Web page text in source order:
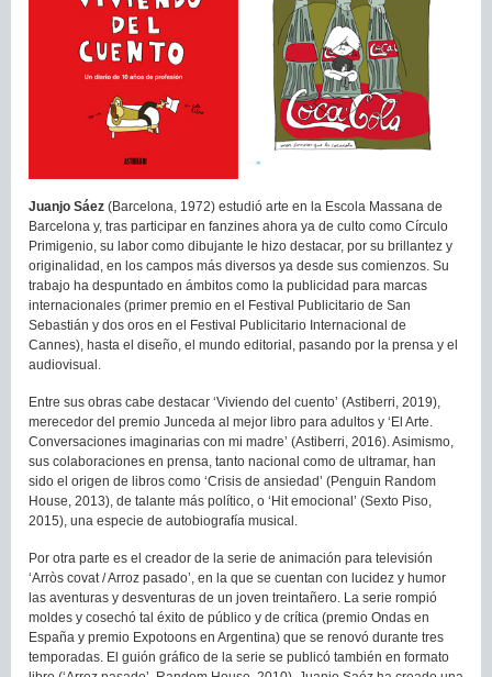
Juanjo Sáez (Barcelona, 1972) estudió arte en la Escola Massana de
Barcelona y, tras participar en fanzines ahora ya de culto como Círculo
Primigenio, su labor como dibujante le hizo destacar, por su brillantez y
originalidad, en los campos más diversos ya desde sus comienzos. Su
trabajo ha despuntado en ámbitos como la publicidad para marcas
internacionales (primer premio en el Festival Publicitario de San
Sebastián y dos oros en el Festival Publicitario Internacional de
Cannes), hasta el diseño, el mundo editorial, pasando por la prensa y el
audiovisual.
Entre sus obras cabe destacar ‘Viviendo del cuento’ (Astiberri, 2019),
merecedor del premio Junceda al mejor libro para adultos y ‘El Arte.
Conversaciones imaginarias con mi madre’ (Astiberri, 2016). Asimismo,
sus colaboraciones en prensa, tanto nacional como de ultramar, han
sido el origen de libros como ‘Crisis de ansiedad’ (Penguin Random
House, 2013), de talante más político, o ‘Hit emocional’ (Sexto Piso,
2015), una especie de autobiografía musical.
Por otra parte es el creador de la serie de animación para televisión
‘Arròs covat / Arroz pasado’, en la que se cuentan con lucidez y humor
las aventuras y desventuras de un joven treintañero. La serie rompió
moldes y cosechó tal éxito de público y de crítica (premio Ondas en
España y premio Expotoons en Argentina) que se renovó durante tres
temporadas. El guión gráfico de la serie se publicó también en formato